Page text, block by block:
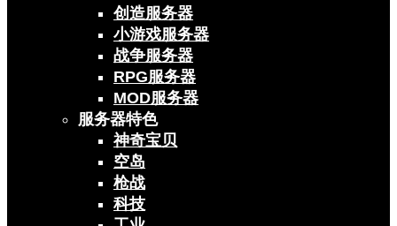
创造服务器
小游戏服务器
战争服务器
RPG服务器
MOD服务器
服务器特色
神奇宝贝
空岛
枪战
科技